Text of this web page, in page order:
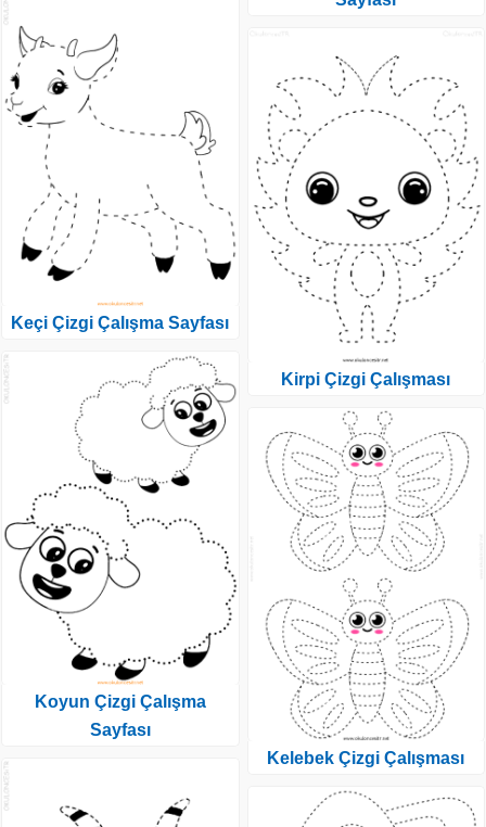
Keçi Çizgi Çalışma Sayfası
Koyun Çizgi Çalışma
Sayfası
Kirpi Çizgi Çalışması
Kelebek Çizgi Çalışması